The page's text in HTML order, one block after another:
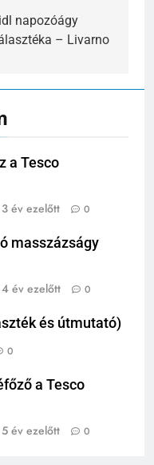
napozóágy
– Livarno
a Tesco
3 év ezelőtt 0
masszázságy
4 év ezelőtt 0
és útmutató)
0
a Tesco
5 év ezelőtt 0